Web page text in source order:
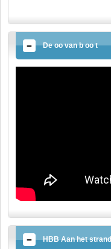
De oo van b oo t
HBB Aan het strand